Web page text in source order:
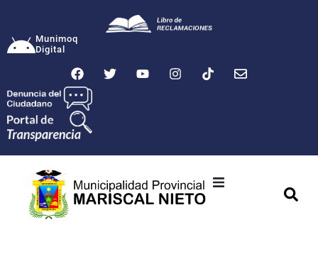
Munimoq
Digital